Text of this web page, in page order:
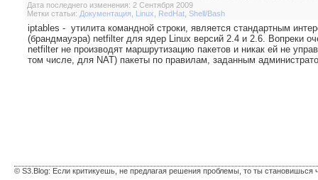
Дата последнего изменения: 2 Сентября 2009
Метки статьи: Документация Linux RedHat Shell/Bash
iptables - утилита командной строки, является стандартным
(брандмауэра) netfilter для ядер Linux версий 2.4 и 2.6. Вопреки
netfilter не производят маршрутизацию пакетов и никак ей не
том числе, для NAT) пакеты по правилам, заданным
© S3.Blog: Если критикуешь, не предлагая решения проблемы, то ты становишься